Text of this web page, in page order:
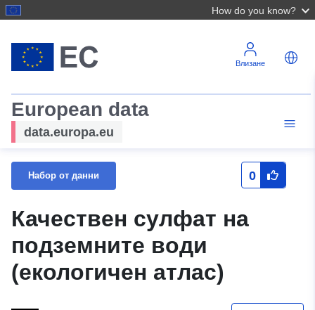
How do you know?
Влизане
European data
data.europa.eu
Набор от данни 0
Качествен сулфат на
подземните води
(екологичен атлас)